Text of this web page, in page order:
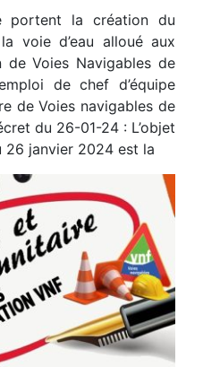
portent la création du
voie d’eau alloué aux
de Voies Navigables de
de chef d’équipe
de Voies navigables de
du 26-01-24 : L’objet
janvier 2024 est la